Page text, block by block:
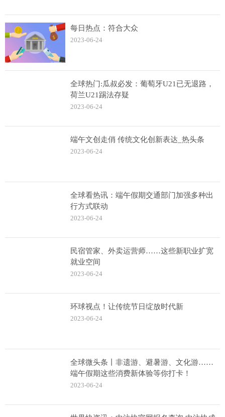
每日热点：符合大众
2023-06-24
全球热门:瓜叔必发：葡萄牙U21已无退路，
荷兰U21踢法存疑
2023-06-24
端午文创走俏 传统文化创新表达_热头条
2023-06-24
全球看热讯：端午假期交通部门加强多种出
行方式联动
2023-06-24
民宿管家、外卖运营师……这些新职业扩宽
就业空间
2023-06-24
环球视点！让传统节日绽放时代新
2023-06-24
全球微头条丨非遗游、避暑游、文化游……
端午假期这些消费新体验等你打卡！
2023-06-24